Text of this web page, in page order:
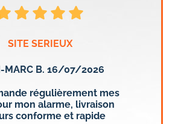
SITE SERIEUX
MARC B. 16/07/2026
régulièrement mes
mon alarme, livraison
conforme et rapide